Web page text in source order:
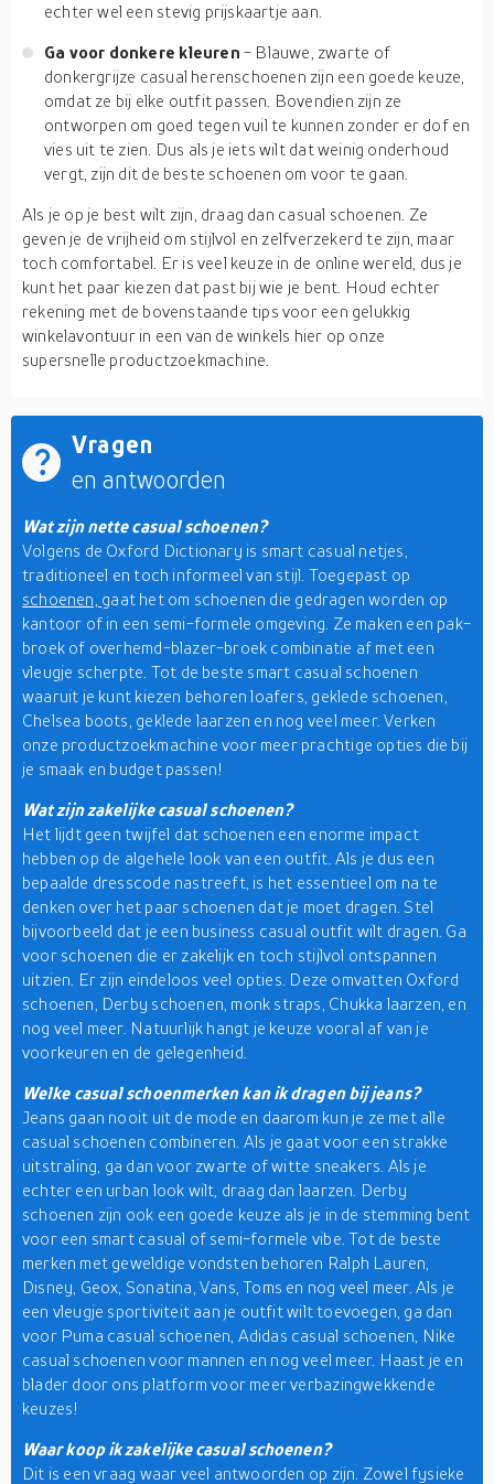
echter wel een stevig prijskaartje aan.
Ga voor donkere kleuren - Blauwe, zwarte of
donkergrijze casual herenschoenen zijn een goede keuze,
omdat ze bij elke outfit passen. Bovendien zijn ze
ontworpen om goed tegen vuil te kunnen zonder er dof en
vies uit te zien. Dus als je iets wilt dat weinig onderhoud
vergt, zijn dit de beste schoenen om voor te gaan.
Als je op je best wilt zijn, draag dan casual schoenen. Ze
geven je de vrijheid om stijlvol en zelfverzekerd te zijn, maar
toch comfortabel. Er is veel keuze in de online wereld, dus je
kunt het paar kiezen dat past bij wie je bent. Houd echter
rekening met de bovenstaande tips voor een gelukkig
winkelavontuur in een van de winkels hier op onze
supersnelle productzoekmachine.
Vragen
en antwoorden
Wat zijn nette casual schoenen?
Volgens de Oxford Dictionary is smart casual netjes,
traditioneel en toch informeel van stijl. Toegepast op
schoenen, gaat het om schoenen die gedragen worden op
kantoor of in een semi-formele omgeving. Ze maken een pak-
broek of overhemd-blazer-broek combinatie af met een
vleugje scherpte. Tot de beste smart casual schoenen
waaruit je kunt kiezen behoren loafers, geklede schoenen,
Chelsea boots, geklede laarzen en nog veel meer. Verken
onze productzoekmachine voor meer prachtige opties die bij
je smaak en budget passen!
Wat zijn zakelijke casual schoenen?
Het lijdt geen twijfel dat schoenen een enorme impact
hebben op de algehele look van een outfit. Als je dus een
bepaalde dresscode nastreeft, is het essentieel om na te
denken over het paar schoenen dat je moet dragen. Stel
bijvoorbeeld dat je een business casual outfit wilt dragen. Ga
voor schoenen die er zakelijk en toch stijlvol ontspannen
uitzien. Er zijn eindeloos veel opties. Deze omvatten Oxford
schoenen, Derby schoenen, monk straps, Chukka laarzen, en
nog veel meer. Natuurlijk hangt je keuze vooral af van je
voorkeuren en de gelegenheid.
Welke casual schoenmerken kan ik dragen bij jeans?
Jeans gaan nooit uit de mode en daarom kun je ze met alle
casual schoenen combineren. Als je gaat voor een strakke
uitstraling, ga dan voor zwarte of witte sneakers. Als je
echter een urban look wilt, draag dan laarzen. Derby
schoenen zijn ook een goede keuze als je in de stemming bent
voor een smart casual of semi-formele vibe. Tot de beste
merken met geweldige vondsten behoren Ralph Lauren,
Disney, Geox, Sonatina, Vans, Toms en nog veel meer. Als je
een vleugje sportiviteit aan je outfit wilt toevoegen, ga dan
voor Puma casual schoenen, Adidas casual schoenen, Nike
casual schoenen voor mannen en nog veel meer. Haast je en
blader door ons platform voor meer verbazingwekkende
keuzes!
Waar koop ik zakelijke casual schoenen?
Dit is een vraag waar veel antwoorden op zijn. Zowel fysieke